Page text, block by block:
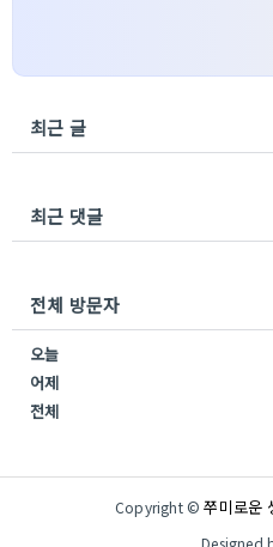
최근 글
최근 댓글
전체 방문자
오늘
어제
전체
Copyright ©쭈미로운
Designed